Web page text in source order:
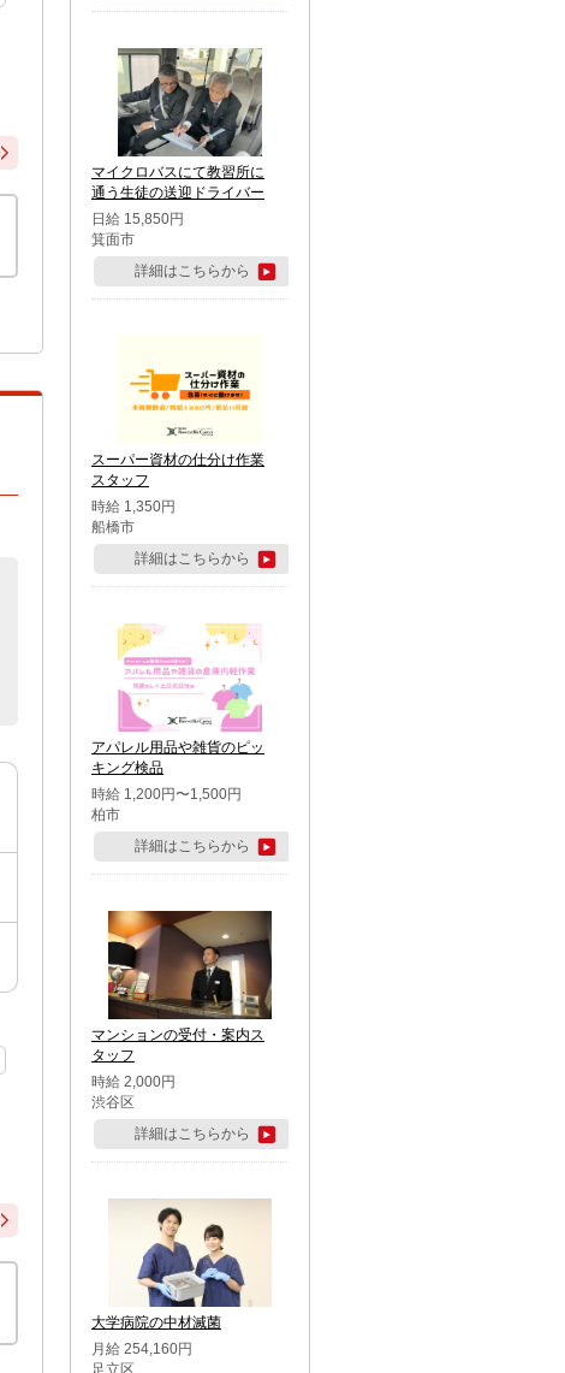
マイクロバスにて教習所に
通う生徒の送迎ドライバー
日給 15,850円
箕面市
詳細はこちらから
スーパー資材の仕分け作業
スタッフ
時給 1,350円
船橋市
詳細はこちらから
アパレル用品や雑貨のピッ
キング検品
時給 1,200円〜1,500円
柏市
詳細はこちらから
マンションの受付・案内ス
タッフ
時給 2,000円
渋谷区
詳細はこちらから
大学病院の中材滅菌
月給 254,160円
足立区